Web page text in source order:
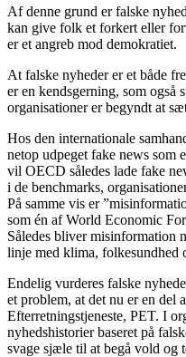
Af denne grund er falske
kan give folk et forkert eller
er et angreb mod demokratiet.
At falske nyheder er et både
er en kendsgerning, som også
organisationer er begyndt at
Hos den internationale
netop udpeget fake news som
vil OECD således lade fake
i de benchmarks,
På samme vis er
som én af World Economic
Således bliver misinformation
linje med klima, folkesundhed
Endelig vurderes falske
et problem, at det nu er en del
Efterretningstjeneste, PET. I
nyhedshistorier baseret på
svage sjæle til at begå vold og